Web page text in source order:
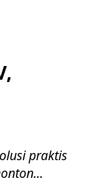
praktis